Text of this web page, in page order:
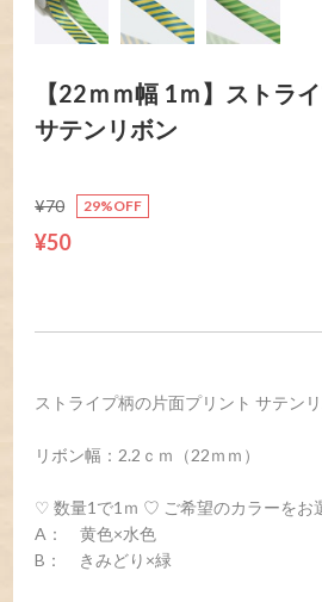
【22ｍｍ幅 1ｍ】ストラ
サテンリボン
¥70 29%OFF
¥50
ストライプ柄の片面プリント サテンリ
リボン幅：2.2ｃｍ（22ｍｍ）
♡ 数量1で1ｍ ♡ ご希望のカラーをお
A： 黄色×水色
B： きみどり×緑